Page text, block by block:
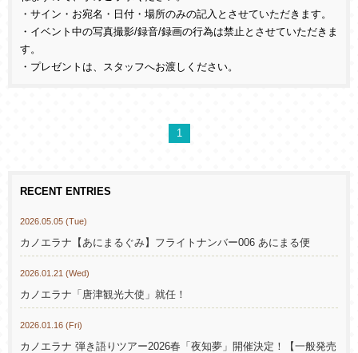
・サイン・お宛名・日付・場所のみの記入とさせていただきます。
・イベント中の写真撮影/録音/録画の行為は禁止とさせていただきま
す。
・プレゼントは、スタッフへお渡しください。
1
RECENT ENTRIES
2026.05.05 (Tue)
カノエラナ【あにまるぐみ】フライトナンバー006 あにまる便
2026.01.21 (Wed)
カノエラナ「唐津観光大使」就任！
2026.01.16 (Fri)
カノエラナ 弾き語りツアー2026春「夜知夢」開催決定！【一般発売